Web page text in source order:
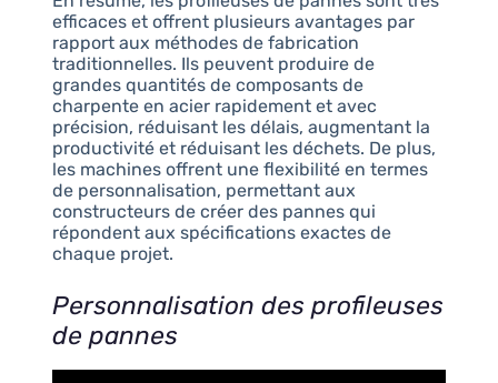
efficaces et offrent plusieurs avantages par
rapport aux méthodes de fabrication
traditionnelles. Ils peuvent produire de
grandes quantités de composants de
charpente en acier rapidement et avec
précision, réduisant les délais, augmentant la
productivité et réduisant les déchets. De plus,
les machines offrent une flexibilité en termes
de personnalisation, permettant aux
constructeurs de créer des pannes qui
répondent aux spécifications exactes de
chaque projet.
Personnalisation des profileuses
de pannes